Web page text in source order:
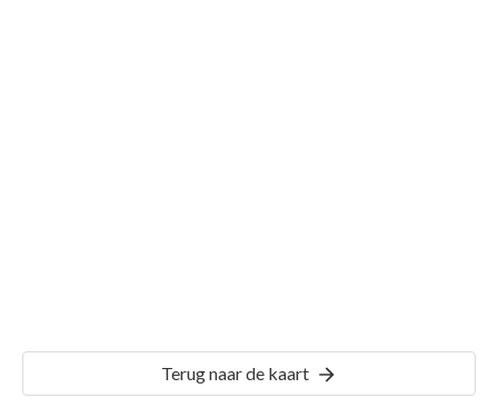
Terug naar de kaart
WHV00